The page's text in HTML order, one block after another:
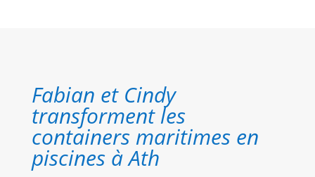
Fabian et Cindy
transforment les
containers maritimes en
piscines à Ath